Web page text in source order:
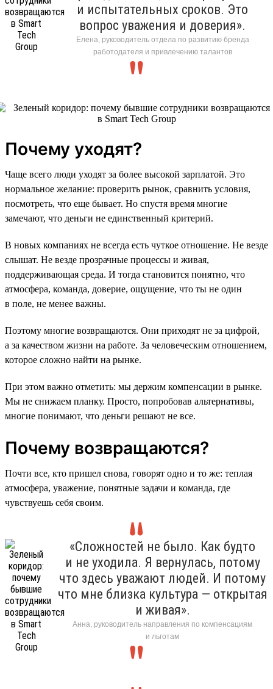
и испытательных сроков. Это
вопрос уважения и доверия».
Елена, руководитель отдела по развитию бренда
работодателя и привлечению талантов
Почему уходят?
Чаще всего люди уходят за более высокой зарплатой. Это
нормальное желание: проверить рынок, сравнить условия,
посмотреть, что еще бывает. Но спустя время многие
замечают, что деньги не единственный критерий.
В новых компаниях не всегда есть чуткое отношение. Не везде
слышат. Не везде прозрачные процессы и живая,
поддерживающая среда. И тогда становится понятно, что
атмосфера, команда, доверие, ощущение, что ты не один
в поле, не менее важны.
Поэтому многие возвращаются. Они приходят не за цифрой,
а за качеством жизни на работе. За человеческим отношением,
которое сложно найти на рынке.
При этом важно отметить: мы держим компенсации в рынке.
Мы не снижаем планку. Просто, попробовав альтернативы,
многие понимают, что деньги решают не все.
Почему возвращаются?
Почти все, кто пришел снова, говорят одно и то же: теплая
атмосфера, уважение, понятные задачи и команда, где
чувствуешь себя своим.
«Сложностей не было. Как будто
и не уходила. Я вернулась, потому
что здесь уважают людей. И потому
что мне близка культура — открытая
и живая».
Анна, руководитель направления по компенсациям
и льготам